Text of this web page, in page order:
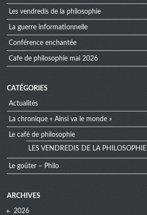
les vendredis de la philosophie
la guerre informationnelle
conférence enchantée
cafe de philosophie mai 2026
CATÉGORIES
Actualités
La chronique « Ainsi va le monde »
Le café de philosophie
LES VENDREDIS DE LA PHILOSOPHIE
Le goûter – Philo
menu
ARCHIVES
2026